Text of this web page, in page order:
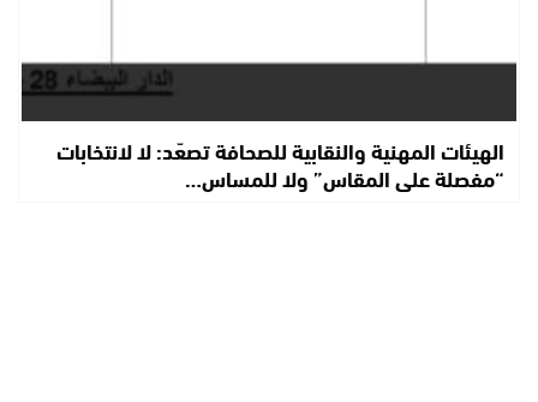
الهيئات المهنية والنقابية للصحافة تصعّد: لا لانتخابات
“مفصلة على المقاس” ولا للمساس…